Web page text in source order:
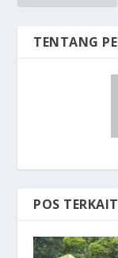
TENTANG
POS TERKAIT